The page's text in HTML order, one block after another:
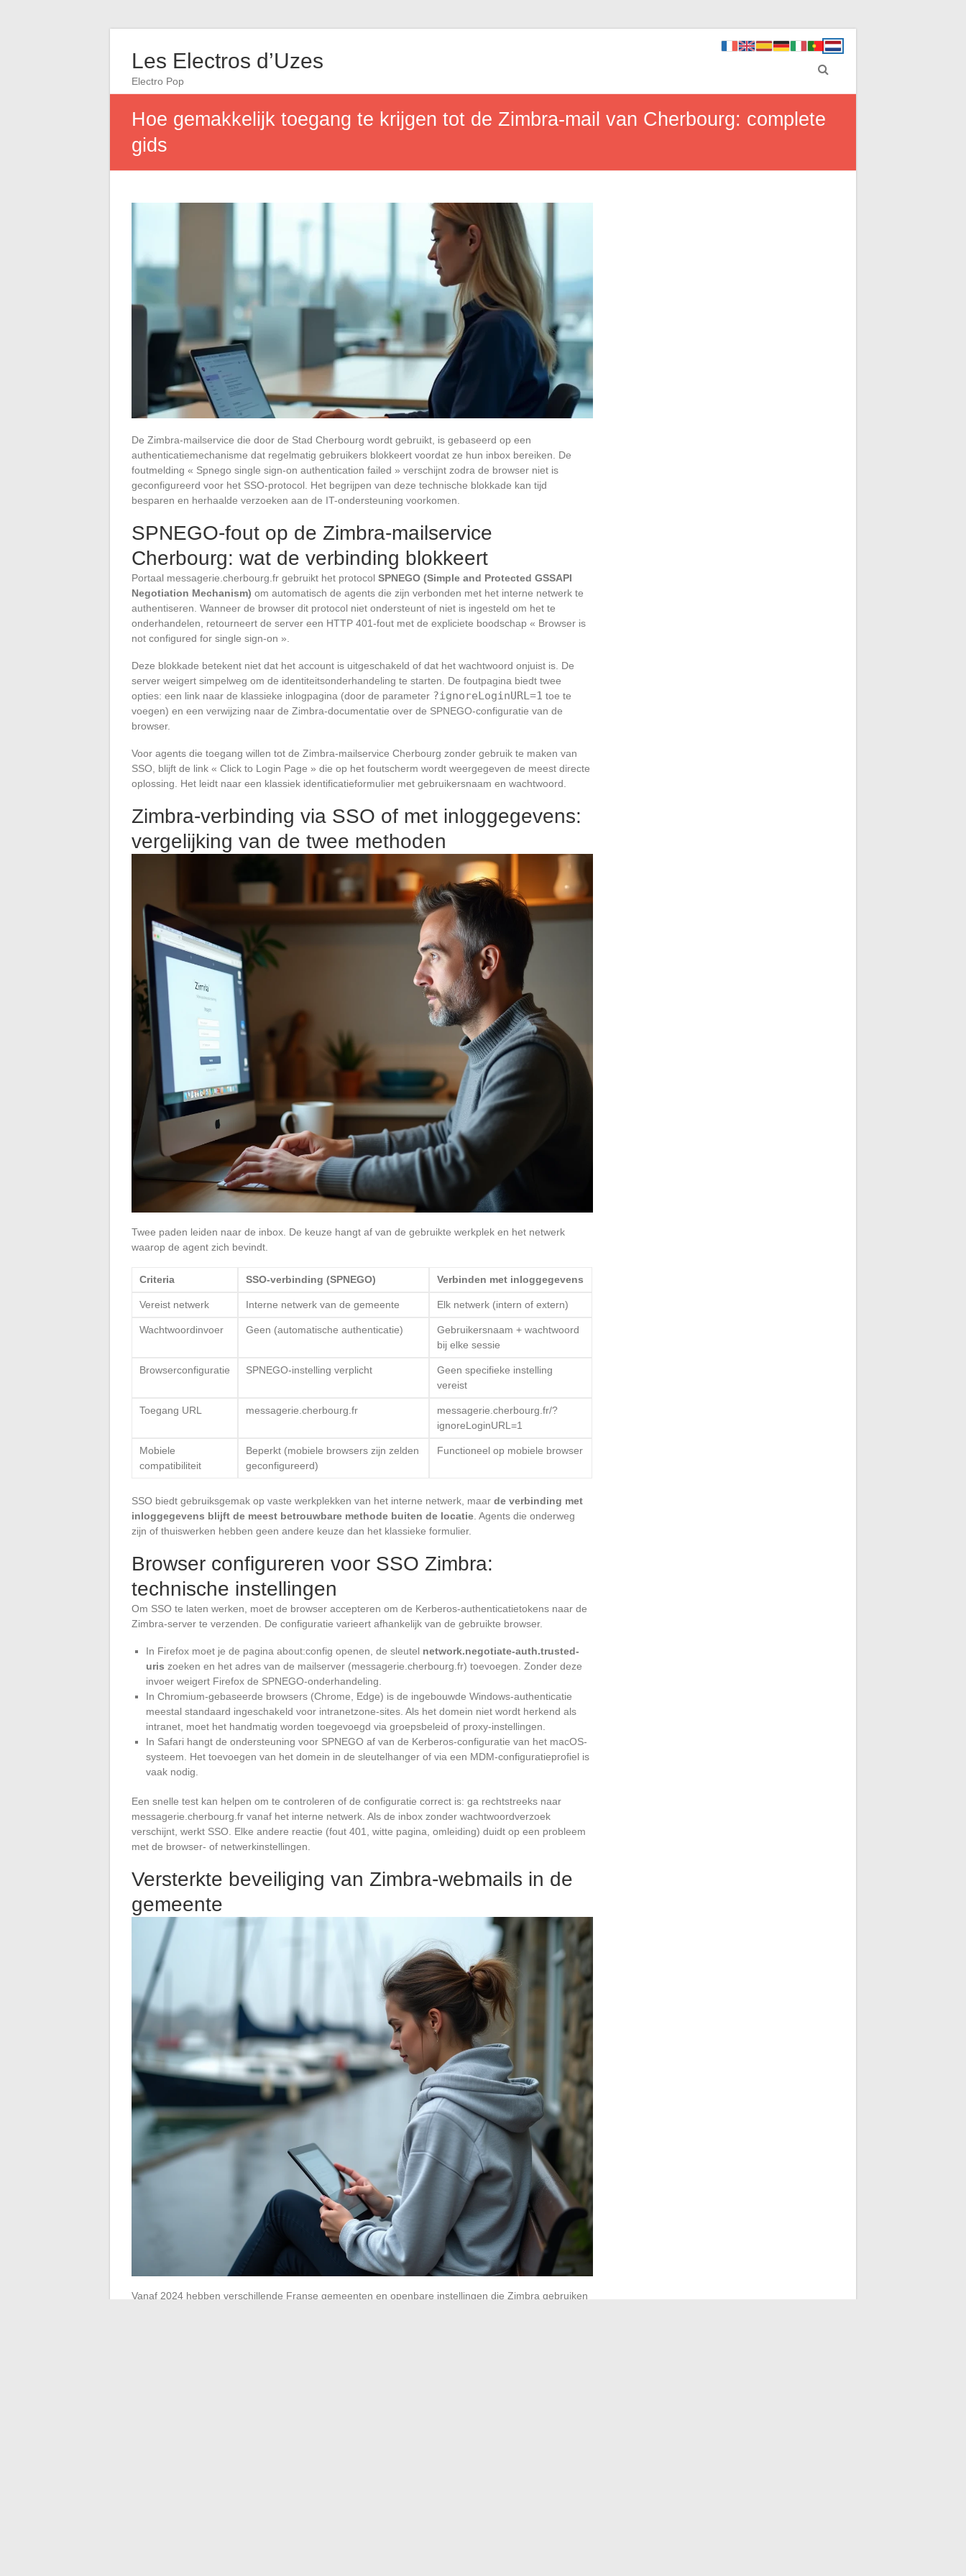
Les Electros d’Uzes
Electro Pop
Hoe gemakkelijk toegang te krijgen tot de Zimbra-mail van Cherbourg: complete
gids
De Zimbra-mailservice die door de Stad Cherbourg wordt gebruikt, is gebaseerd op een
authenticatiemechanisme dat regelmatig gebruikers blokkeert voordat ze hun inbox bereiken. De
foutmelding « Spnego single sign-on authentication failed » verschijnt zodra de browser niet is
geconfigureerd voor het SSO-protocol. Het begrijpen van deze technische blokkade kan tijd
besparen en herhaalde verzoeken aan de IT-ondersteuning voorkomen.
SPNEGO-fout op de Zimbra-mailservice
Cherbourg: wat de verbinding blokkeert
Portaal messagerie.cherbourg.fr gebruikt het protocol SPNEGO (Simple and Protected GSSAPI
Negotiation Mechanism) om automatisch de agents die zijn verbonden met het interne netwerk te
authentiseren. Wanneer de browser dit protocol niet ondersteunt of niet is ingesteld om het te
onderhandelen, retourneert de server een HTTP 401-fout met de expliciete boodschap « Browser is
not configured for single sign-on ».
Deze blokkade betekent niet dat het account is uitgeschakeld of dat het wachtwoord onjuist is. De
server weigert simpelweg om de identiteitsonderhandeling te starten. De foutpagina biedt twee
opties: een link naar de klassieke inlogpagina (door de parameter ?ignoreLoginURL=1 toe te
voegen) en een verwijzing naar de Zimbra-documentatie over de SPNEGO-configuratie van de
browser.
Voor agents die toegang willen tot de Zimbra-mailservice Cherbourg zonder gebruik te maken van
SSO, blijft de link « Click to Login Page » die op het foutscherm wordt weergegeven de meest directe
oplossing. Het leidt naar een klassiek identificatieformulier met gebruikersnaam en wachtwoord.
Zimbra-verbinding via SSO of met inloggegevens:
vergelijking van de twee methoden
Twee paden leiden naar de inbox. De keuze hangt af van de gebruikte werkplek en het netwerk
waarop de agent zich bevindt.
Criteria SSO-verbinding (SPNEGO) Verbinden met inloggegevens
Vereist netwerk Interne netwerk van de gemeente Elk netwerk (intern of extern)
Wachtwoordinvoer Geen (automatische authenticatie)
Gebruikersnaam + wachtwoord
bij elke sessie
Browserconfiguratie SPNEGO-instelling verplicht
Geen specifieke instelling
vereist
Toegang URL messagerie.cherbourg.fr
messagerie.cherbourg.fr/?
ignoreLoginURL=1
Mobiele
compatibiliteit
Beperkt (mobiele browsers zijn zelden
geconfigureerd)
Functioneel op mobiele browser
SSO biedt gebruiksgemak op vaste werkplekken van het interne netwerk, maar de verbinding met
inloggegevens blijft de meest betrouwbare methode buiten de locatie. Agents die onderweg
zijn of thuiswerken hebben geen andere keuze dan het klassieke formulier.
Browser configureren voor SSO Zimbra:
technische instellingen
Om SSO te laten werken, moet de browser accepteren om de Kerberos-authenticatietokens naar de
Zimbra-server te verzenden. De configuratie varieert afhankelijk van de gebruikte browser.
In Firefox moet je de pagina about:config openen, de sleutel network.negotiate-auth.trusted-
uris zoeken en het adres van de mailserver (messagerie.cherbourg.fr) toevoegen. Zonder deze
invoer weigert Firefox de SPNEGO-onderhandeling.
In Chromium-gebaseerde browsers (Chrome, Edge) is de ingebouwde Windows-authenticatie
meestal standaard ingeschakeld voor intranetzone-sites. Als het domein niet wordt herkend als
intranet, moet het handmatig worden toegevoegd via groepsbeleid of proxy-instellingen.
In Safari hangt de ondersteuning voor SPNEGO af van de Kerberos-configuratie van het macOS-
systeem. Het toevoegen van het domein in de sleutelhanger of via een MDM-configuratieprofiel is
vaak nodig.
Een snelle test kan helpen om te controleren of de configuratie correct is: ga rechtstreeks naar
messagerie.cherbourg.fr vanaf het interne netwerk. Als de inbox zonder wachtwoordverzoek
verschijnt, werkt SSO. Elke andere reactie (fout 401, witte pagina, omleiding) duidt op een probleem
met de browser- of netwerkinstellingen.
Versterkte beveiliging van Zimbra-webmails in de
gemeente
Vanaf 2024 hebben verschillende Franse gemeenten en openbare instellingen die Zimbra gebruiken